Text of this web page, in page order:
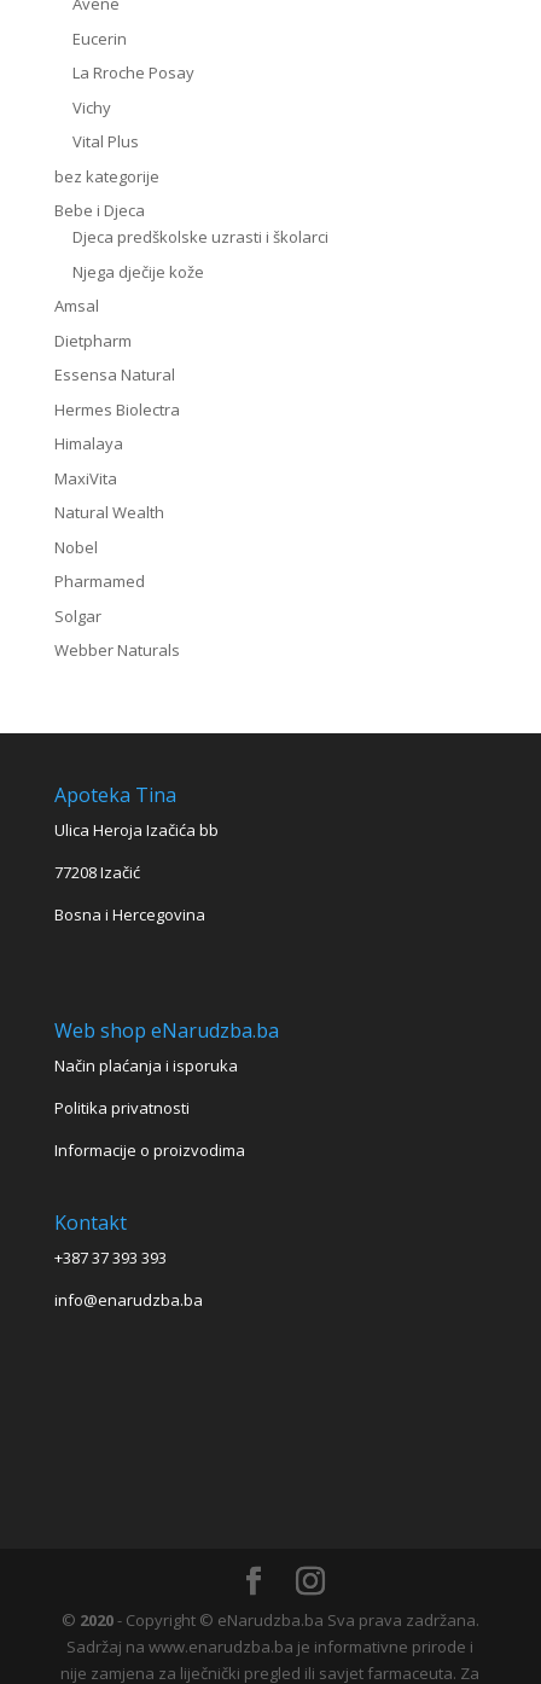
Eucerin
La Rroche Posay
Vichy
Vital Plus
bez kategorije
Bebe i Djeca
Djeca predškolske uzrasti i školarci
Njega dječije kože
Amsal
Dietpharm
Essensa Natural
Hermes Biolectra
Himalaya
MaxiVita
Natural Wealth
Nobel
Pharmamed
Solgar
Webber Naturals
Apoteka Tina
Ulica Heroja Izačića bb
77208 Izačić
Bosna i Hercegovina
Web shop eNarudzba.ba
Način plaćanja i isporuka
Politika privatnosti
Informacije o proizvodima
Kontakt
+387 37 393 393
info@enarudzba.ba
© 2020- Copyright © eNarudzba.ba Sva prava zadržana.
Sadržaj na www.enarudzba.ba je informativne prirode i
nije zamjena za liječnički pregled ili savjet farmaceuta. Za